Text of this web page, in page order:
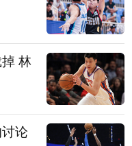
林
论